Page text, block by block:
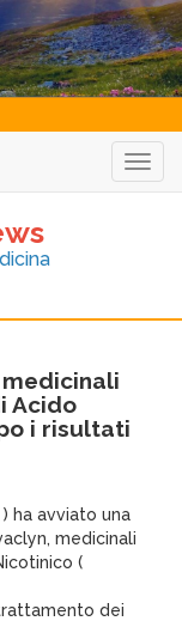
Acido
i risultati
) ha avviato una
medicinali
(
dei